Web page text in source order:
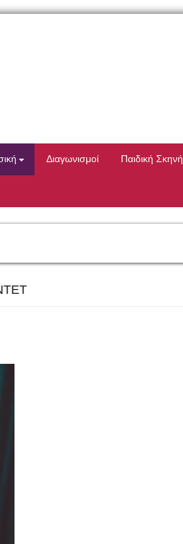
Διαγωνισμοί Παιδική Σκηνή